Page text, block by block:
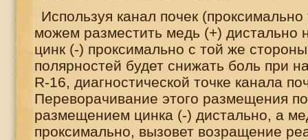
Используя канал почек
можем разместить медь (+) дистально
цинк (-) проксимально с той же
полярностей будет снижать боль при
R-16, диагностической точке канала
Переворачивание этого размещения
размещением цинка (-) дистально, а
проксимально, вызовет возращение